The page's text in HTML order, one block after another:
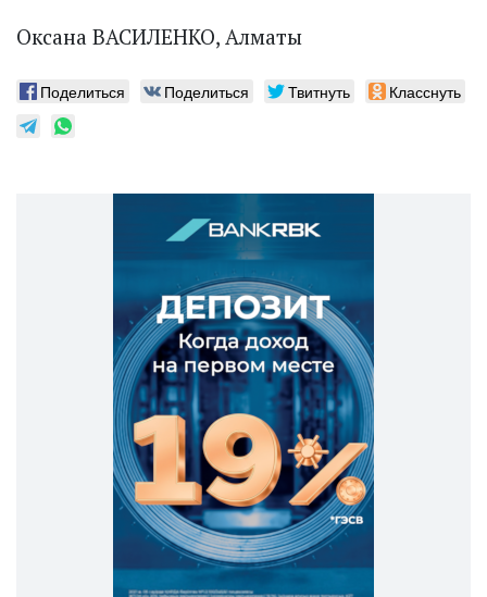
Оксана ВАСИЛЕНКО, Алматы
Поделиться Поделиться Твитнуть Класснуть